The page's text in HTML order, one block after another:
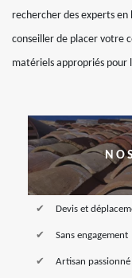
rechercher des experts en
conseiller de placer votre
matériels appropriés
Devis et
Sans engagement
Artisan passionné